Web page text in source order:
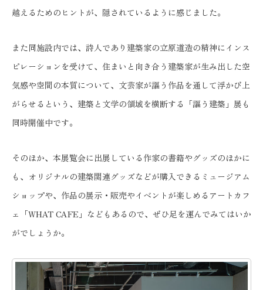
越えるためのヒントが、隠されているように感じました。
また同施設内では、詩人であり建築家の立原道造の精神にインス
ピレーションを受けて、住まいと向き合う建築家が生み出した空
気感や空間の本質について、文芸家が謳う作品を通して浮かび上
がらせるという、建築と文学の領域を横断する「謳う建築」展も
同時開催中です。
そのほか、本展覧会に出展している作家の書籍やグッズのほかに
も、オリジナルの建築関連グッズなどが購入できるミュージアム
ショップや、作品の展示・販売やイベントが楽しめるアートカフ
ェ「WHAT CAFE」などもあるので、ぜひ足を運んでみてはいか
がでしょうか。